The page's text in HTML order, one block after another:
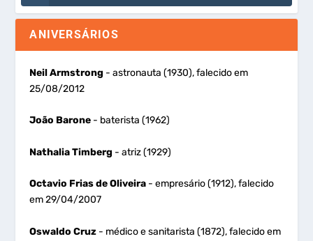
ANIVERSÁRIOS
Neil Armstrong - astronauta (1930), falecido em
25/08/2012
João Barone - baterista (1962)
Nathalia Timberg - atriz (1929)
Octavio Frias de Oliveira - empresário (1912), falecido
em 29/04/2007
Oswaldo Cruz - médico e sanitarista (1872), falecido em